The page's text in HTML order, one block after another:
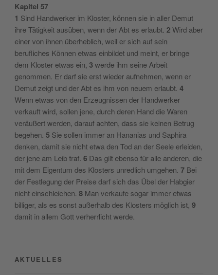
Kapitel 57
1 Sind Handwerker im Kloster, können sie in aller Demut
ihre Tätigkeit ausüben, wenn der Abt es erlaubt. 2Wird aber
einer von ihnen überheblich, weil er sich auf sein
berufliches Können etwas einbildet und meint, er bringe
dem Kloster etwas ein, 3werde ihm seine Arbeit
genommen. Er darf sie erst wieder aufnehmen, wenn er
Demut zeigt und der Abt es ihm von neuem erlaubt. 4
Wenn etwas von den Erzeugnissen der Handwerker
verkauft wird, sollen jene, durch deren Hand die Waren
veräußert werden, darauf achten, dass sie keinen Betrug
begehen. 5 Sie sollen immer an Hananias und Saphira
denken, damit sie nicht etwa den Tod an der Seele erleiden,
der jene am Leib traf. 6 Das gilt ebenso für alle anderen, die
mit dem Eigentum des Klosters unredlich umgehen. 7 Bei
der Festlegung der Preise darf sich das Übel der Habgier
nicht einschleichen. 8 Man verkaufe sogar immer etwas
billiger, als es sonst außerhalb des Klosters möglich ist, 9
damit in allem Gott verherrlicht werde.
AKTUELLES